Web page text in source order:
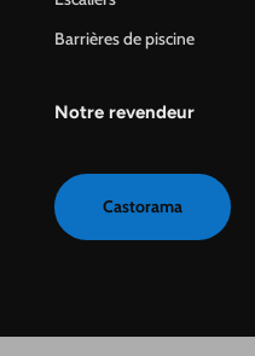
Barrières de piscine
Notre revendeur
Castorama